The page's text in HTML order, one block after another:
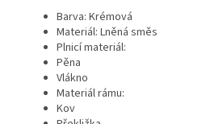
Barva: Krémová
Materiál: Lněná směs
Plnicí materiál:
Pěna
Vlákno
Materiál rámu:
Kov